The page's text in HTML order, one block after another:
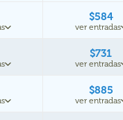
$584
ver entradas
$731
ver entradas
$885
ver entradas